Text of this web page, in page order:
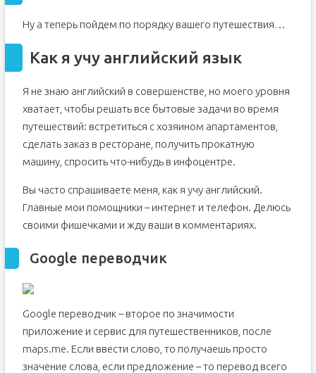
Ну а теперь пойдем по порядку вашего путешествия…
Как я учу английский язык
Я не знаю английский в совершенстве, но моего уровня
хватает, чтобы решать все бытовые задачи во время
путешествий: встретиться с хозяином апартаментов,
сделать заказ в ресторане, получить прокатную
машину, спросить что-нибудь в инфоцентре.
Вы часто спрашиваете меня, как я учу английский.
Главные мои помощники – интернет и телефон. Делюсь
своими фишечками и жду ваши в комментариях.
Google переводчик
Google переводчик – второе по значимости
приложение и сервис для путешественников, после
maps.me. Если ввести слово, то получаешь просто
значение слова, если предложение – то перевод всего